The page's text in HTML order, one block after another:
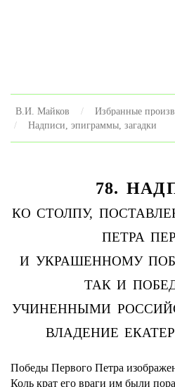
В.И. Майков
Избранные
Надписи, эпиграммы, загадки
78.
КО СТОЛПУ,
ПЕТРА
И УКРАШЕННОМУ
ТАК И
УЧИНЕННЫМИ
ВЛАДЕНИЕ
Победы Первого Петра
Коль крат его враги им были